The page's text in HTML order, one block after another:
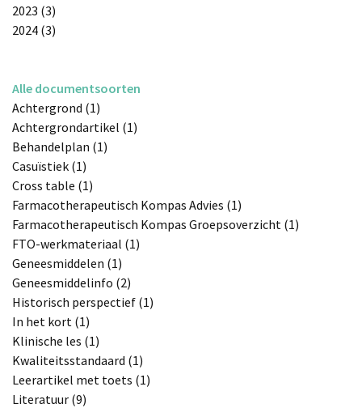
2023 (3)
2024 (3)
Alle documentsoorten
Achtergrond (1)
Achtergrondartikel (1)
Behandelplan (1)
Casuïstiek (1)
Cross table (1)
Farmacotherapeutisch Kompas Advies (1)
Farmacotherapeutisch Kompas Groepsoverzicht (1)
FTO-werkmateriaal (1)
Geneesmiddelen (1)
Geneesmiddelinfo (2)
Historisch perspectief (1)
In het kort (1)
Klinische les (1)
Kwaliteitsstandaard (1)
Leerartikel met toets (1)
Literatuur (9)